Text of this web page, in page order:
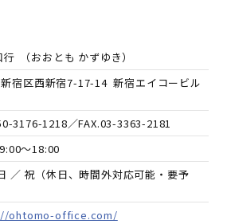
行 （おおとも かずゆき）
宿区西新宿7-17-14 新宿エイコービル
3176-1218／FAX.03-3363-2181
～18:00
／ 祝（休日、時間外対応可能・要予
ohtomo-office.com/